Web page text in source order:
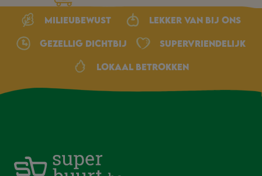
Milieubewust Lekker van bij ons
Gezellig dichtbij Supervriendelijk
Lokaal betrokken